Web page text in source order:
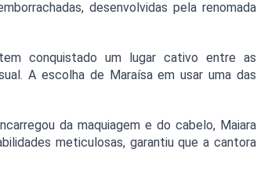
desenvolvidas pela renomada
conquistado um lugar cativo entre as
A escolha de Maraísa em usar uma das
da maquiagem e do cabelo, Maiara
meticulosas, garantiu que a cantora